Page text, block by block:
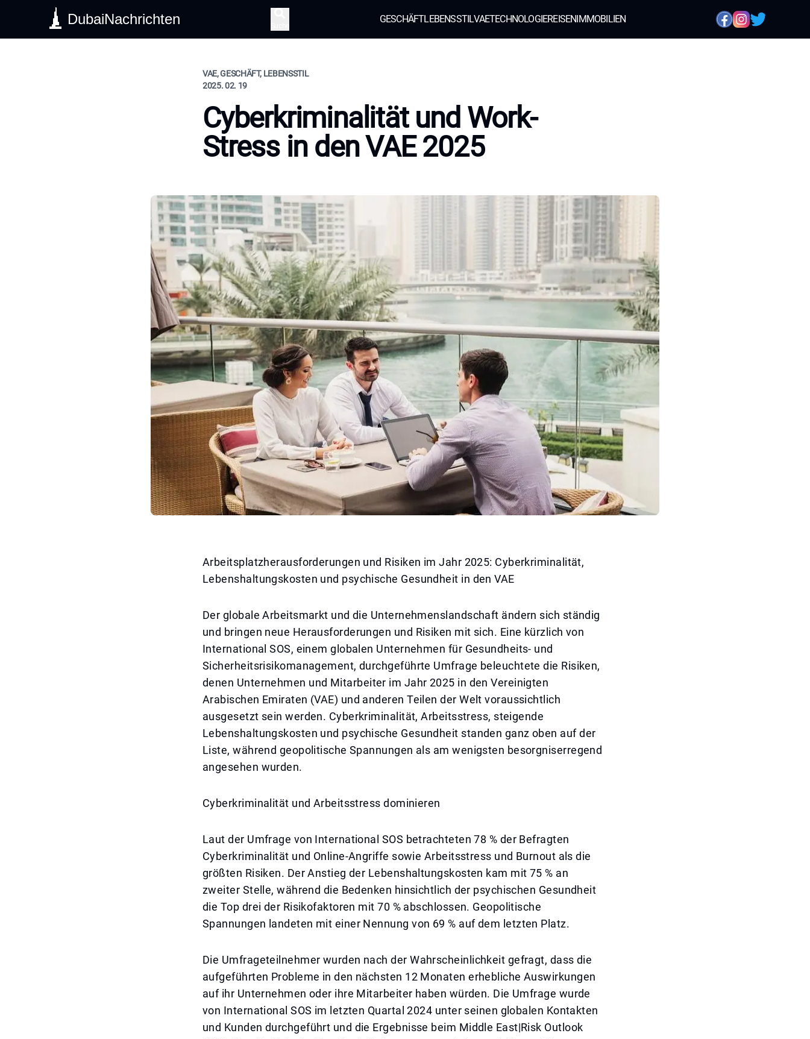
DubaiNachrichten GESCHÄFTLEBENSSTILVAETECHNOLOGIEREISENIMMOBILIEN
VAE, GESCHÄFT, LEBENSSTIL
2025. 02. 19
Cyberkriminalität und Work-
Stress in den VAE 2025
Arbeitsplatzherausforderungen und Risiken im Jahr 2025: Cyberkriminalität,
Lebenshaltungskosten und psychische Gesundheit in den VAE
Der globale Arbeitsmarkt und die Unternehmenslandschaft ändern sich ständig
und bringen neue Herausforderungen und Risiken mit sich. Eine kürzlich von
International SOS, einem globalen Unternehmen für Gesundheits- und
Sicherheitsrisikomanagement, durchgeführte Umfrage beleuchtete die Risiken,
denen Unternehmen und Mitarbeiter im Jahr 2025 in den Vereinigten
Arabischen Emiraten (VAE) und anderen Teilen der Welt voraussichtlich
ausgesetzt sein werden. Cyberkriminalität, Arbeitsstress, steigende
Lebenshaltungskosten und psychische Gesundheit standen ganz oben auf der
Liste, während geopolitische Spannungen als am wenigsten besorgniserregend
angesehen wurden.
Cyberkriminalität und Arbeitsstress dominieren
Laut der Umfrage von International SOS betrachteten 78 % der Befragten
Cyberkriminalität und Online-Angriffe sowie Arbeitsstress und Burnout als die
größten Risiken. Der Anstieg der Lebenshaltungskosten kam mit 75 % an
zweiter Stelle, während die Bedenken hinsichtlich der psychischen Gesundheit
die Top drei der Risikofaktoren mit 70 % abschlossen. Geopolitische
Spannungen landeten mit einer Nennung von 69 % auf dem letzten Platz.
Die Umfrageteilnehmer wurden nach der Wahrscheinlichkeit gefragt, dass die
aufgeführten Probleme in den nächsten 12 Monaten erhebliche Auswirkungen
auf ihr Unternehmen oder ihre Mitarbeiter haben würden. Die Umfrage wurde
von International SOS im letzten Quartal 2024 unter seinen globalen Kontakten
und Kunden durchgeführt und die Ergebnisse beim Middle East|Risk Outlook